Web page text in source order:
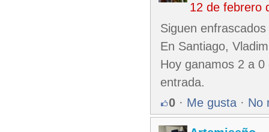
12 de febrero
Siguen
En Santiago,
Hoy ganamos 2 a
entrada.
0 · Me gusta · No